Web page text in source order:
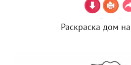
Раскраска дом